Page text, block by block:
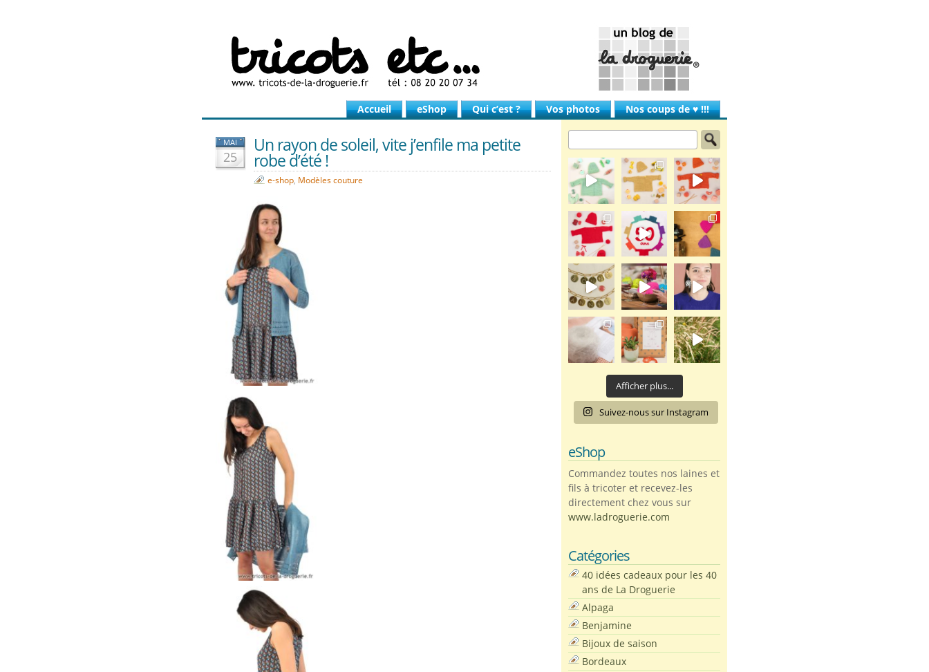
Accueil eShop Qui c’est ? Vos photos Nos coups de ♥ !!!
MAI
25
Un rayon de soleil, vite j’enfile ma petite
robe d’été !
e-shop, Modèles couture
Afficher plus...
Suivez-nous sur Instagram
eShop
Commandez toutes nos laines et
fils à tricoter et recevez-les
directement chez vous sur
www.ladroguerie.com
Catégories
40 idées cadeaux pour les 40
ans de La Droguerie
Alpaga
Benjamine
Bijoux de saison
Bordeaux